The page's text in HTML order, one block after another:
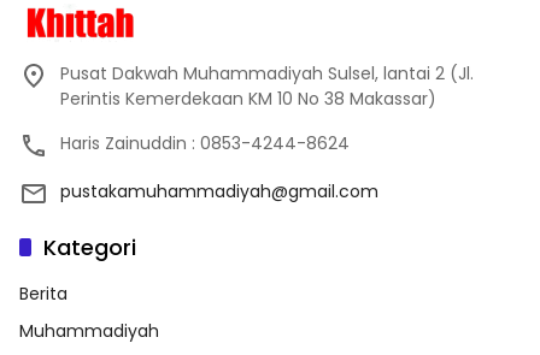
Pusat Dakwah Muhammadiyah Sulsel, lantai 2 (Jl.
Perintis Kemerdekaan KM 10 No 38 Makassar)
Haris Zainuddin : 0853-4244-8624
pustakamuhammadiyah@gmail.com
Kategori
Berita
Muhammadiyah